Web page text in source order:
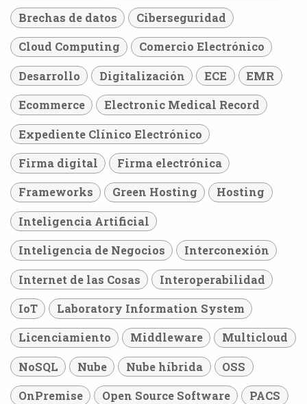
Brechas de datos Ciberseguridad
Cloud Computing Comercio Electrónico
Desarrollo Digitalización ECE EMR
Ecommerce Electronic Medical Record
Expediente Clínico Electrónico
Firma digital Firma electrónica
Frameworks Green Hosting Hosting
Inteligencia Artificial
Inteligencia de Negocios Interconexión
Internet de las Cosas Interoperabilidad
IoT Laboratory Information System
Licenciamiento Middleware Multicloud
NoSQL Nube Nube híbrida OSS
OnPremise Open Source Software PACS